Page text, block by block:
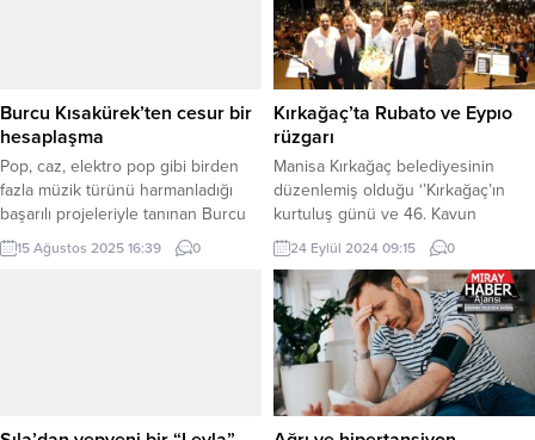
hayranları saatler öncesinden
konser alanını doldurarak...
beklenen yeni dizisi “RU”, 24
Mayıs’ta GAİN’de izleyiciyle
buluşuyor. Çekimleri Urla’da
gerçekleştirilen dizi 8 bölümden
oluşuyor. Bitti derken başlayan bir
hikâye…...
Burcu Kısakürek’ten cesur bir
hesaplaşma
Pop, caz, elektro pop gibi birden
fazla müzik türünü harmanladığı
başarılı projeleriyle tanınan Burcu
Kısakürek, yeni şarkısı ‘’Öyle
Pişmanlıklar’’ ile müzikal
Pişmanlıklar” bir hesaplaşma
15 Ağustos 2025 16:39 0
Kırkağaç’ta Rubato ve Eypıo
rüzgarı
Manisa Kırkağaç belediyesinin
düzenlemiş olduğu ‘’Kırkağaç’ın
kurtuluş günü ve 46. Kavun
festivali’’ etkinlikleri kapsamında
sevilen grup Rubato ve rapçi Eypio
sahne aldı. MANİSA (İGFA) –
Kırkağaç Çam Mesire Alanı’nda
gerçekleştirilen konserlerde
sevilen rapçi Eypio ve Rubato
sahne aldı. Her iki konsere de
ilginin büyük olması dikkatlerden
kaçmadı. Festivale katılan
24 Eylül 2024 09:15 0